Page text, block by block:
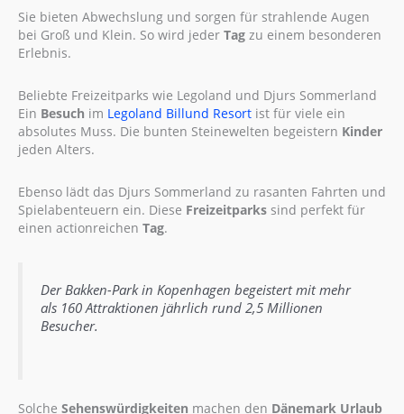
Sie bieten Abwechslung und sorgen für strahlende Augen
bei Groß und Klein. So wird jeder Tag zu einem besonderen
Erlebnis.
Beliebte Freizeitparks wie Legoland und Djurs Sommerland
Ein Besuch im Legoland Billund Resort ist für viele ein
absolutes Muss. Die bunten Steinewelten begeistern Kinder
jeden Alters.
Ebenso lädt das Djurs Sommerland zu rasanten Fahrten und
Spielabenteuern ein. Diese Freizeitparks sind perfekt für
einen actionreichen Tag.
Der Bakken-Park in Kopenhagen begeistert mit mehr
als 160 Attraktionen jährlich rund 2,5 Millionen
Besucher.
Solche Sehenswürdigkeiten machen den Dänemark Urlaub